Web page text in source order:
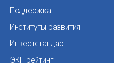
Поддержка
Институты развития
Инвестстандарт
ЭКГ-рейтинг